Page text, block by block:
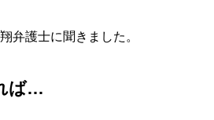
弁護士に聞きました。
ば…